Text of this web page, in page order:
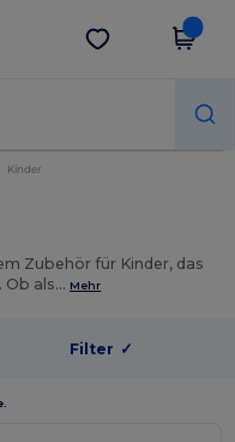
App holen
Kinder
Zubehör für Kinder, das
Ob als… Mehr
Filter ✓